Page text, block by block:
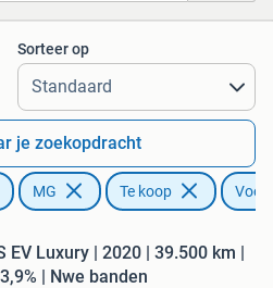
Sorteer op
je zoekopdracht
MG Te koop
EV Luxury | 2020 | 39.500 km |
| Nwe banden